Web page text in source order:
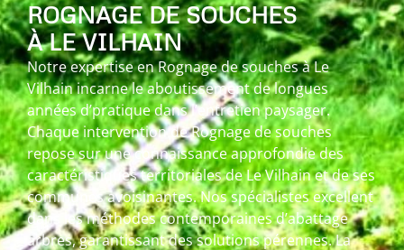
ROGNAGE DE SOUCHES
À LE VILHAIN
Notre expertise en Rognage de souches à Le
Vilhain incarne le aboutissement de longues
années d’pratique dans l’entretien paysager.
Chaque intervention de Rognage de souches
repose sur une connaissance approfondie des
caractéristiques territoriales de Le Vilhain et de ses
communes avoisinantes. Nos spécialistes excellent
dans les méthodes contemporaines d’abattage
arbres, garantissant des solutions pérennes. La